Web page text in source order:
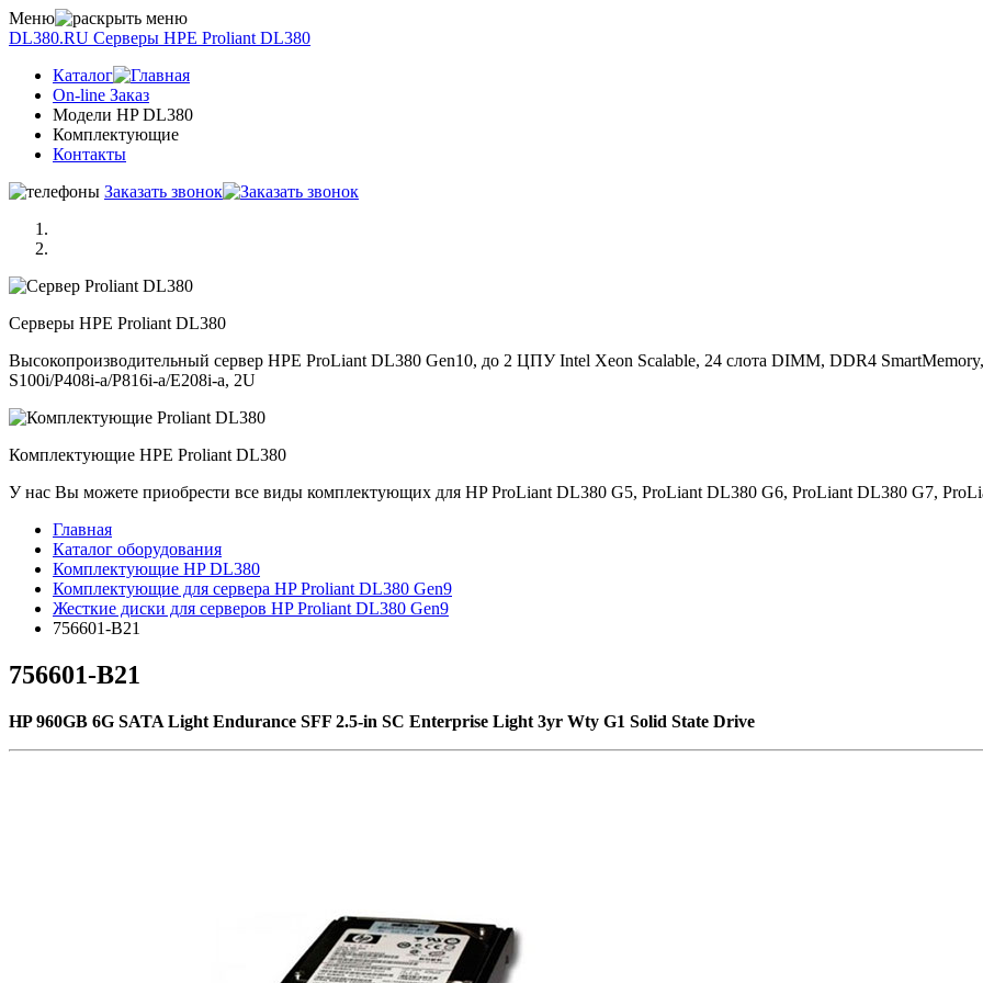
Меню
DL380.RU Серверы НРE Prоliаnt DL380
Каталог
On-line Заказ
Модели HP DL380
Комплектующие
Контакты
Заказать звонок
Серверы НРE Prоliаnt DL380
Высокопроизводительный сервер HPE ProLiant DL380 Gen10, до 2 ЦПУ Intel Xeon Scalable, 24 слота DIMM, DDR4
S100i/P408i-a/P816i-a/E208i-a, 2U
Комплектующие НРE Prоliаnt DL380
У нас Вы можете приобрести все виды комплектующих для HP ProLiant DL380 G5, ProLiant DL380 G6, ProLiant DL380 G7,
Главная
Каталог оборудования
Комплектующие HP DL380
Комплектующие для сервера HP Proliant DL380 Gen9
Жесткие диски для серверов HP Proliant DL380 Gen9
756601-B21
756601-B21
HP 960GB 6G SATA Light Endurance SFF 2.5-in SC Enterprise Light 3yr Wty G1 Solid State Drive